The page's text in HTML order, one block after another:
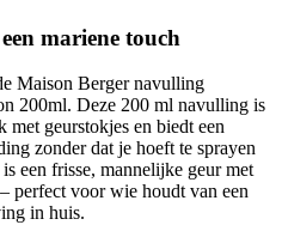
mariene touch
Maison Berger navulling
200ml. Deze 200 ml navulling is
geurstokjes en biedt een
zonder dat je hoeft te sprayen
een frisse, mannelijke geur met
perfect voor wie houdt van een
in huis.